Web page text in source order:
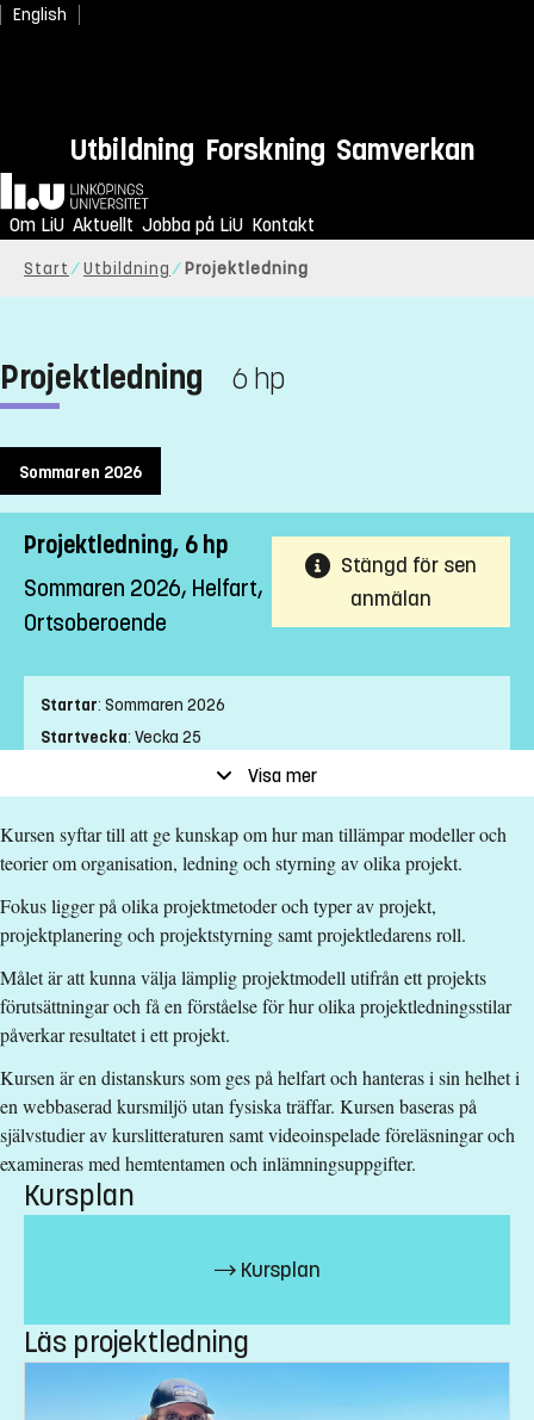
English
Utbildning Forskning Samverkan
Hem
Om LiU Aktuellt Jobba på LiU Kontakt
Start Utbildning Projektledning
Projektledning 6 hp
Sommaren 2026
Projektledning, 6 hp
Sommaren 2026, Helfart,
Ortsoberoende
Stängd för sen
anmälan
Startar: Sommaren 2026
Startvecka: Vecka 25
Ort:Ortsoberoende
Studietakt: Helfart
Nivå: Grundnivå
Studieform
:Distans
Undervisningstid:Blandad undervisningstid
Undervisningsspråk
Svenska
Anmälningskod
:LIU-38005
Särskilda förkunskapskrav
Grundläggande behörighet på grundnivå.
Betyg (50%) högskoleprov (35%) akademiska poäng (15%)
Studieavgift
8900 kr - OBS! Gäller bara studenter utanför EU/EES och
Visa mer
Kursen syftar till att ge kunskap om hur man tillämpar modeller och
teorier om organisation, ledning och styrning av olika projekt.
Fokus ligger på olika projektmetoder och typer av projekt,
projektplanering och projektstyrning samt projektledarens roll.
Målet är att kunna välja lämplig projektmodell utifrån ett projekts
förutsättningar och få en förståelse för hur olika projektledningsstilar
påverkar resultatet i ett projekt.
Kursen är en distanskurs som ges på helfart och hanteras i sin helhet i
en webbaserad kursmiljö utan fysiska träffar. Kursen baseras på
självstudier av kurslitteraturen samt videoinspelade föreläsningar och
examineras med hemtentamen och inlämningsuppgifter.
Kursplan
Kursplan
Läs projektledning